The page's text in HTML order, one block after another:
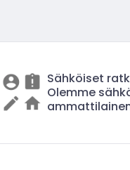
Sähköiset
Olemme